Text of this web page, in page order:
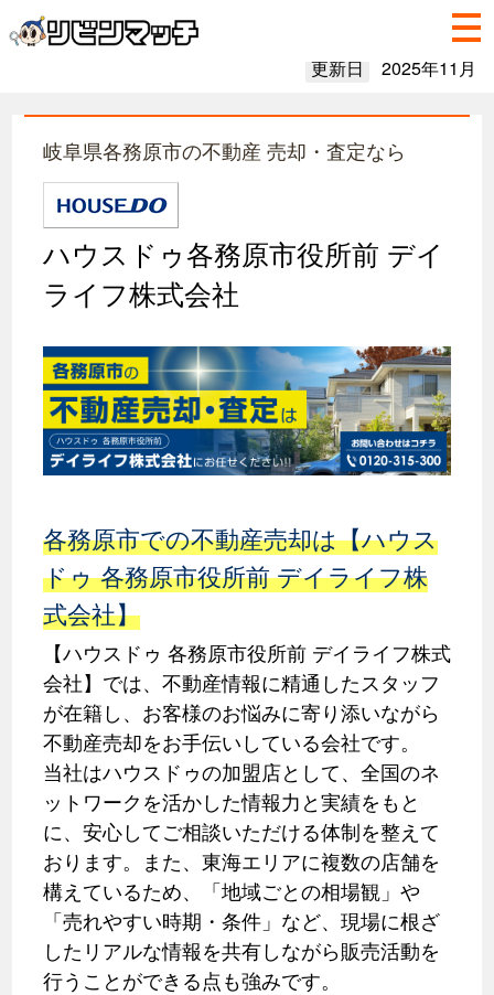
更新日 2025年11月
岐阜県各務原市の不動産 売却・査定なら
ハウスドゥ各務原市役所前 デイ
ライフ株式会社
各務原市での不動産売却は【ハウス
ドゥ 各務原市役所前 デイライフ株
式会社】
【ハウスドゥ 各務原市役所前 デイライフ株式
会社】では、不動産情報に精通したスタッフ
が在籍し、お客様のお悩みに寄り添いながら
不動産売却をお手伝いしている会社です。
当社はハウスドゥの加盟店として、全国のネ
ットワークを活かした情報力と実績をもと
に、安心してご相談いただける体制を整えて
おります。また、東海エリアに複数の店舗を
構えているため、「地域ごとの相場観」や
「売れやすい時期・条件」など、現場に根ざ
したリアルな情報を共有しながら販売活動を
行うことができる点も強みです。